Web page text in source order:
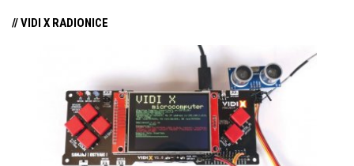
ćemo se osnovnim razlikama među
pametnim usisavačima i na što trebate
obratiti pozornost prilikom odabira.
// VIDI X RADIONICE